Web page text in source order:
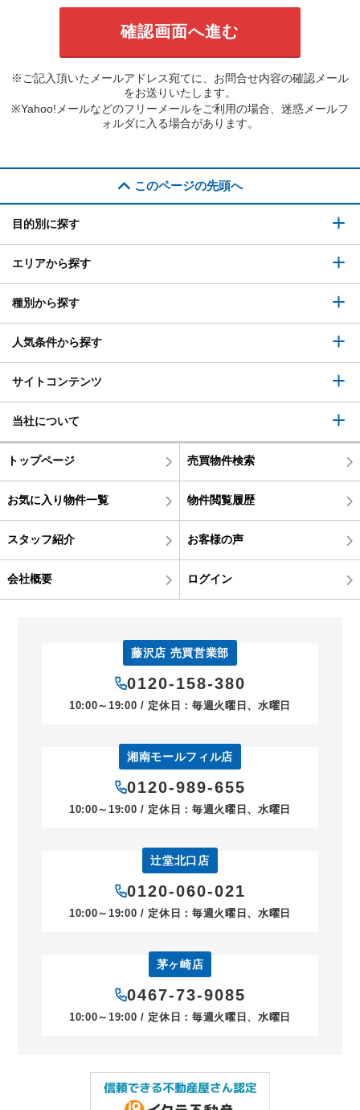
※ご記入頂いたメールアドレス宛てに、お問合せ内容の確認メール
をお送りいたします。
※Yahoo!メールなどのフリーメールをご利用の場合、迷惑メールフ
ォルダに入る場合があります。
このページの先頭へ
目的別に探す
エリアから探す
種別から探す
人気条件から探す
サイトコンテンツ
当社について
トップページ 売買物件検索
お気に入り物件一覧 物件閲覧履歴
スタッフ紹介 お客様の声
会社概要 ログイン
藤沢店 売買営業部
0120-158-380
10:00～19:00 / 定休日：毎週火曜日、水曜日
湘南モールフィル店
0120-989-655
10:00～19:00 / 定休日：毎週火曜日、水曜日
辻堂北口店
0120-060-021
10:00～19:00 / 定休日：毎週火曜日、水曜日
茅ヶ崎店
0467-73-9085
10:00～19:00 / 定休日：毎週火曜日、水曜日